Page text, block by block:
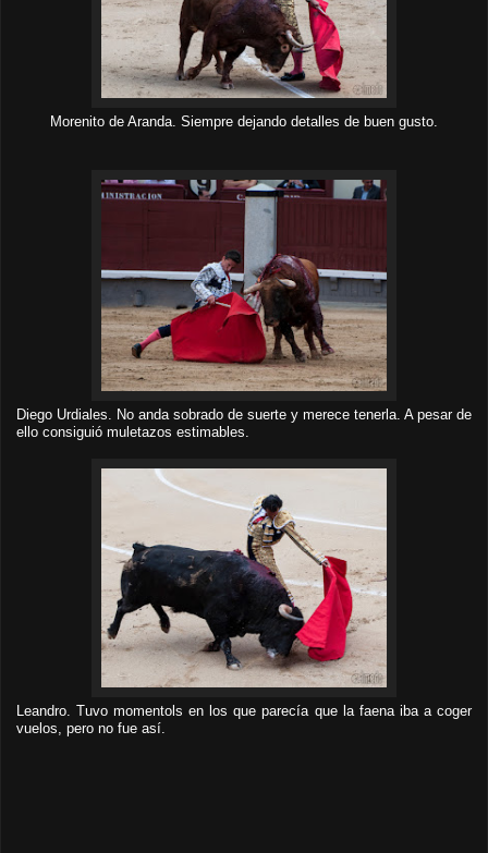
Morenito de Aranda. Siempre dejando detalles de buen gusto.
Diego Urdiales. No anda sobrado de suerte y merece tenerla. A pesar de
ello consiguió muletazos estimables.
Leandro. Tuvo momentols en los que parecía que la faena iba a coger
vuelos, pero no fue así.